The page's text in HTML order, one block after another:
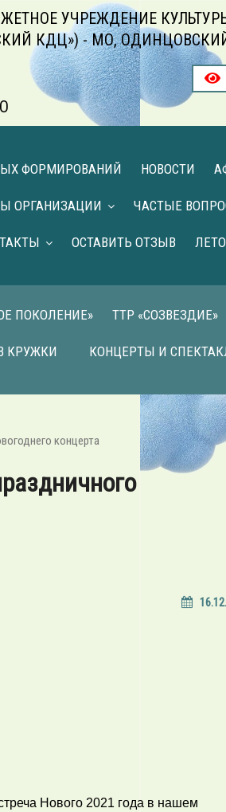
УЧРЕЖДЕНИЕ
КДЦ») - МО,
ФОРМИРОВАНИЙ НОВОСТИ
ОРГАНИЗАЦИИ ЧАСТЫЕ
ОСТАВИТЬ ОТЗЫВ
ПОКОЛЕНИЕ» ТТР «СОЗВЕЗДИЕ»
КРУЖКИ КОНЦЕРТЫ И
концерта
Нового 2021 года в нашем